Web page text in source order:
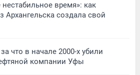
время»: как
Архангельска создала свой
что в начале 2000-х убили
компании Уфы